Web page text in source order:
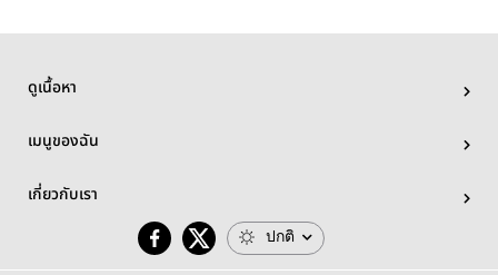
ดูเนื้อหา
เมนูของฉัน
เกี่ยวกับเรา
ปกติ